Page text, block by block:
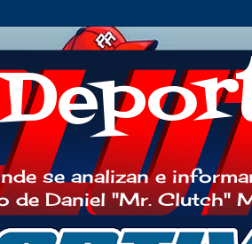
se analizan e
de Daniel "Mr. Clutch"